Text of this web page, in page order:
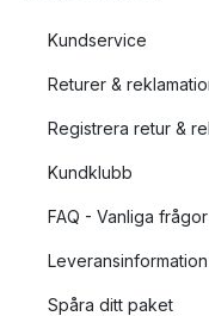
Kundservice
Returer &
Registrera retur &
Kundklubb
FAQ - Vanliga frågor
Leveransinformation
Spåra ditt paket